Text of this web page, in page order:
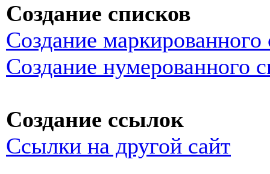
Создание списков
Создание маркированного
Создание нумерованного
Создание ссылок
Ссылки на другой сайт